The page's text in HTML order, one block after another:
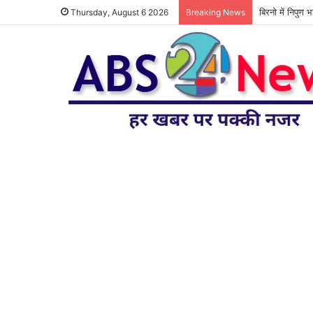
Thursday, August 6 2026 Breaking News बिरनो में निपुण